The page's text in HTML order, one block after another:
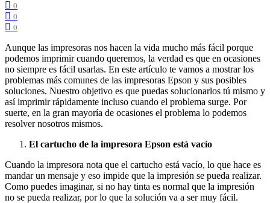
0
0
0
Aunque las impresoras nos hacen la vida mucho más fácil porque
podemos imprimir cuando queremos, la verdad es que en ocasiones
no siempre es fácil usarlas. En este artículo te vamos a mostrar los
problemas más comunes de las impresoras Epson y sus posibles
soluciones. Nuestro objetivo es que puedas solucionarlos tú mismo y
así imprimir rápidamente incluso cuando el problema surge. Por
suerte, en la gran mayoría de ocasiones el problema lo podemos
resolver nosotros mismos.
El cartucho de la impresora Epson está vacío
Cuando la impresora nota que el cartucho está vacío, lo que hace es
mandar un mensaje y eso impide que la impresión se pueda realizar.
Como puedes imaginar, si no hay tinta es normal que la impresión
no se pueda realizar, por lo que la solución va a ser muy fácil.